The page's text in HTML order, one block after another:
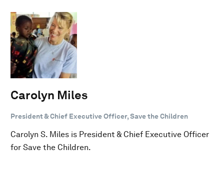
Carolyn Miles
President & Chief Executive Officer, Save the Children
Carolyn S. Miles is President & Chief Executive Officer
for Save the Children.